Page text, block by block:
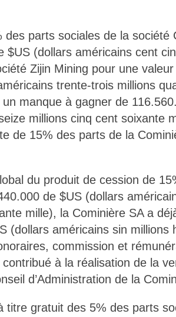
des parts sociales de la société
$US (dollars américains cent
Zijin Mining pour une
trente-trois millions
un manque à gagner de
millions cinq cent soixante
de 15% des parts de la
du produit de cession de
de $US (dollars
mille), la Cominière SA a
(dollars américains sin millions
commission et
à la réalisation de la
d’Administration de la
titre gratuit des 5% des parts